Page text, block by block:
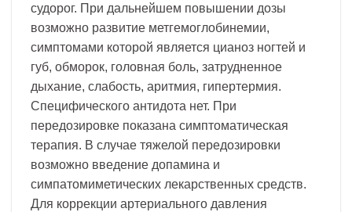
судорог. При дальнейшем повышении дозы
возможно развитие метгемоглобинемии,
симптомами которой является цианоз ногтей и
губ, обморок, головная боль, затрудненное
дыхание, слабость, аритмия, гипертермия.
Специфического антидота нет. При
передозировке показана симптоматическая
терапия. В случае тяжелой передозировки
возможно введение допамина и
симпатомиметических лекарственных средств.
Для коррекции артериального давления